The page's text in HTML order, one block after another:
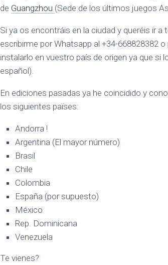
de Guangzhou (Sede de los últimos juegos
Si ya os encontráis en la ciudad y queréis ir
escribirme por Whatsapp al +34-668828382 o
instalarlo en vuestro país de origen ya que si
español).
En ediciones pasadas ya he coincidido y
los siguientes païses:
Andorra !
Argentina (El mayor número)
Brasil
Chile
Colombia
España (por supuesto)
México
Rep. Dominicana
Venezuela
Te vienes?